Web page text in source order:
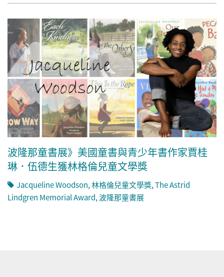
波隆那童書展》美國童書與青少年書作家賈桂
琳．伍德生獲林格倫兒童文學獎
Jacqueline Woodson,林格倫兒童文學獎,The Astrid
Lindgren Memorial Award,波隆那童書展